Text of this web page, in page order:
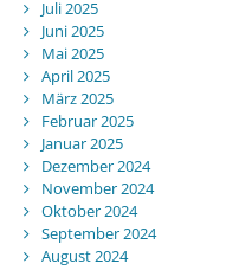
Juli 2025
Juni 2025
Mai 2025
April 2025
März 2025
Februar 2025
Januar 2025
Dezember 2024
November 2024
Oktober 2024
September 2024
August 2024